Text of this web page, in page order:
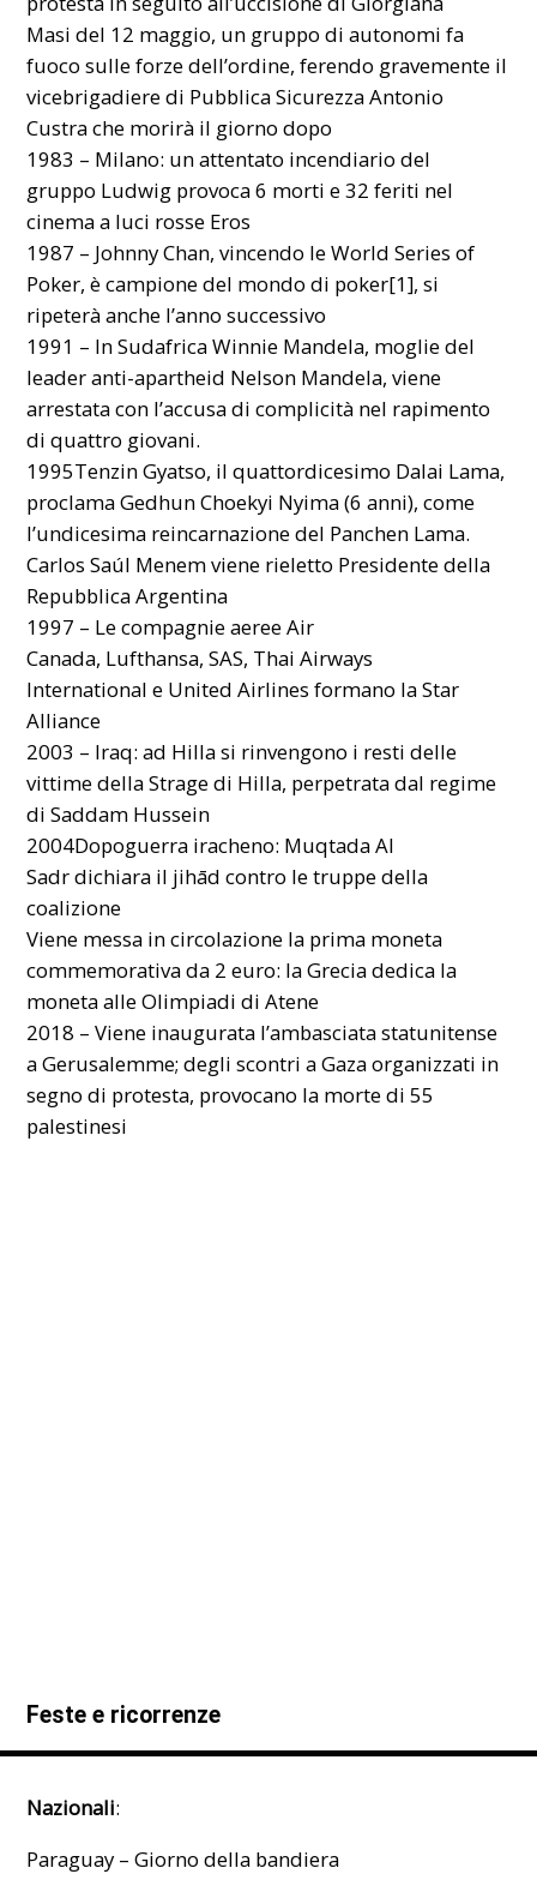
Masi del 12 maggio, un gruppo di autonomi fa
fuoco sulle forze dell’ordine, ferendo gravemente il
vicebrigadiere di Pubblica Sicurezza Antonio
Custra che morirà il giorno dopo
1983 – Milano: un attentato incendiario del
gruppo Ludwig provoca 6 morti e 32 feriti nel
cinema a luci rosse Eros
1987 – Johnny Chan, vincendo le World Series of
Poker, è campione del mondo di poker[1], si
ripeterà anche l’anno successivo
1991 – In Sudafrica Winnie Mandela, moglie del
leader anti-apartheid Nelson Mandela, viene
arrestata con l’accusa di complicità nel rapimento
di quattro giovani.
1995Tenzin Gyatso, il quattordicesimo Dalai Lama,
proclama Gedhun Choekyi Nyima (6 anni), come
l’undicesima reincarnazione del Panchen Lama.
Carlos Saúl Menem viene rieletto Presidente della
Repubblica Argentina
1997 – Le compagnie aeree Air
Canada, Lufthansa, SAS, Thai Airways
International e United Airlines formano la Star
Alliance
2003 – Iraq: ad Hilla si rinvengono i resti delle
vittime della Strage di Hilla, perpetrata dal regime
di Saddam Hussein
2004Dopoguerra iracheno: Muqtada Al
Sadr dichiara il jihād contro le truppe della
coalizione
Viene messa in circolazione la prima moneta
commemorativa da 2 euro: la Grecia dedica la
moneta alle Olimpiadi di Atene
2018 – Viene inaugurata l’ambasciata statunitense
a Gerusalemme; degli scontri a Gaza organizzati in
segno di protesta, provocano la morte di 55
palestinesi
Feste e ricorrenze
Nazionali:
Paraguay – Giorno della bandiera